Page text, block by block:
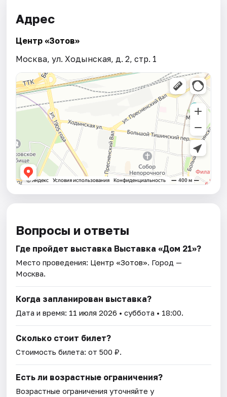
Адрес
Центр «Зотов»
Москва, ул. Ходынская, д. 2, стр. 1
Вопросы и ответы
Где пройдет выставка Выставка «Дом 21»?
Место проведения: Центр «Зотов». Город —
Москва.
Когда запланирован выставка?
Дата и время: 11 июля 2026 • суббота • 18:00.
Сколько стоит билет?
Стоимость билета: от 500 ₽.
Есть ли возрастные ограничения?
Возрастные ограничения уточняйте у